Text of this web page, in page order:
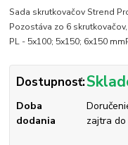
Sada skrutkovačov Strend
Pozostáva zo 6
PL - 5x100; 5x150; 6x150
Dostupnosť:
Doba
dodania
zajtra